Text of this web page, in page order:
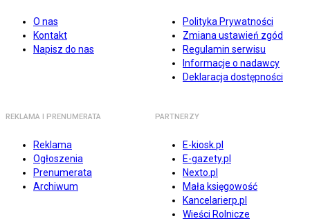
O nas
Kontakt
Napisz do nas
Polityka Prywatności
Zmiana ustawień zgód
Regulamin serwisu
Informacje o nadawcy
Deklaracja dostępności
REKLAMA I PRENUMERATA
Reklama
Ogłoszenia
Prenumerata
Archiwum
PARTNERZY
E-kiosk.pl
E-gazety.pl
Nexto.pl
Mała księgowość
Kancelarierp.pl
Wieści Rolnicze